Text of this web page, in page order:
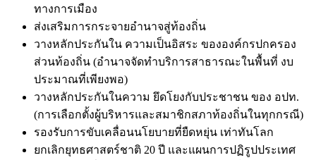
ทางการเมือง
ส่งเสริมการกระจายอำนาจสู่ท้องถิ่น
วางหลักประกันใน ความเป็นอิสระ ขององค์กรปกครอง
ส่วนท้องถิ่น (อำนาจจัดทำบริการสาธารณะในพื้นที่ งบ
ประมาณที่เพียงพอ)
วางหลักประกันในความ ยึดโยงกับประชาชน ของ อปท.
(การเลือกตั้งผู้บริหารและสมาชิกสภาท้องถิ่นในทุกกรณี)
รองรับการขับเคลื่อนนโยบายที่ยืดหยุ่น เท่าทันโลก
ยกเลิกยุทธศาสตร์ชาติ 20 ปี และแผนการปฏิรูปประเทศ